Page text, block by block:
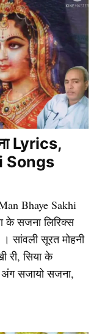
Lyrics,
Songs
Bhaye Sakhi
के सजना लिरिक्स
सांवली सूरत मोहनी
री, सिया के
सजायो सजना,